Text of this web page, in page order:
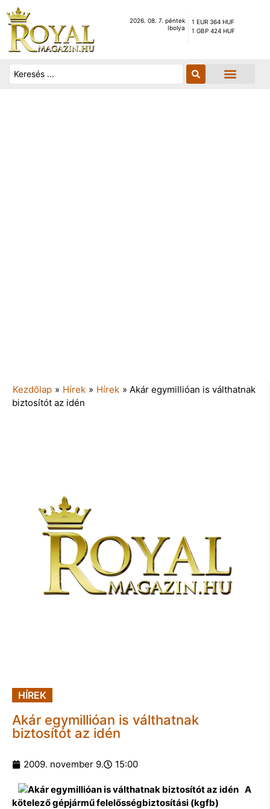
2026. 08. 7. péntek
Ibolya
1 EUR 364 HUF
1 GBP 424 HUF
Kezdőlap » Hírek » Hírek » Akár egymillióan is válthatnak
biztosítót az idén
HÍREK
Akár egymillióan is válthatnak
biztosítót az idén
2009. november 9. 15:00
A
kötelező gépjármű felelősségbiztosítási (kgfb)